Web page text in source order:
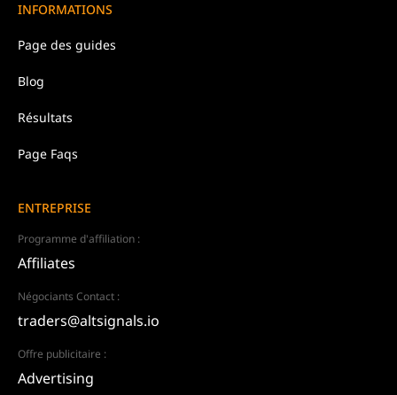
INFORMATIONS
Page des guides
Blog
Résultats
Page Faqs
ENTREPRISE
Programme d'affiliation :
Affiliates
Négociants Contact :
traders@altsignals.io
Offre publicitaire :
Advertising